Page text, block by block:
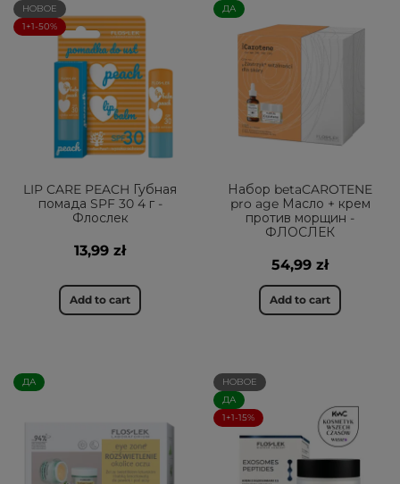
НОВОЕ
1+1-50%
LIP CARE PEACH Губная
помада SPF 30 4 г -
Флослек
13,99 zł
Add to cart
ДА
Набор betaCAROTENE
pro age Масло + крем
против морщин -
ФЛОСЛЕК
54,99 zł
Add to cart
ДА
НОВОЕ
ДА
1+1-15%